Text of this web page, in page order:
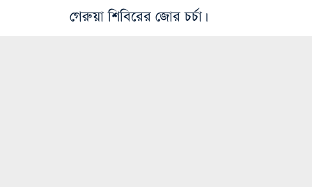
গেরুয়া শিবিরের জোর চর্চা।